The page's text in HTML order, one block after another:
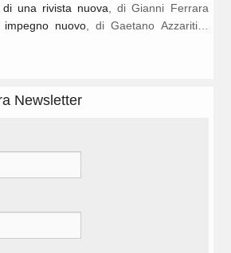
una rivista nuova , di Gianni Ferrara
nuovo, di Gaetano Azzariti…
Newsletter